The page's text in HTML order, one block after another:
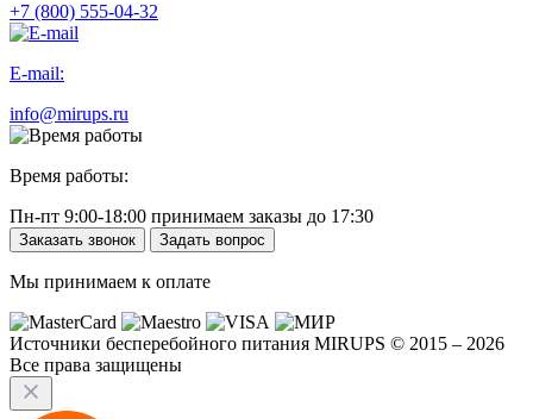
+7 (800) 555-04-32
E-mail:
info@mirups.ru
Время работы:
Пн-пт 9:00-18:00 принимаем заказы до 17:30
Заказать звонок Задать вопрос
Мы принимаем к оплате
Источники бесперебойного питания MIRUPS © 2015 – 2026
Все права защищены